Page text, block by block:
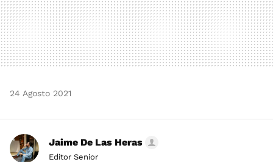
24 Agosto 2021
Jaime De Las Heras
Editor Senior